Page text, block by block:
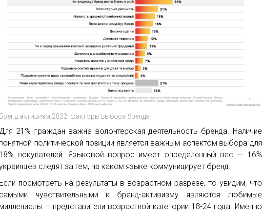
Бренд активизм 2022: факторы выбора бренда
Для 21% граждан важна волонтерская деятельность бренда. Наличие
понятной политической позиции является важным аспектом выбора для
18% покупателей. Языковой вопрос имеет определенный вес — 16%
следят за тем, на каком языке коммуницирует бренд.
Если посмотреть на результаты в возрастном разрезе, то увидим, что
самыми чувствительными к бренд-активизму являются любимые
миллениалы — представители возрастной категории 18-24 года. Именно